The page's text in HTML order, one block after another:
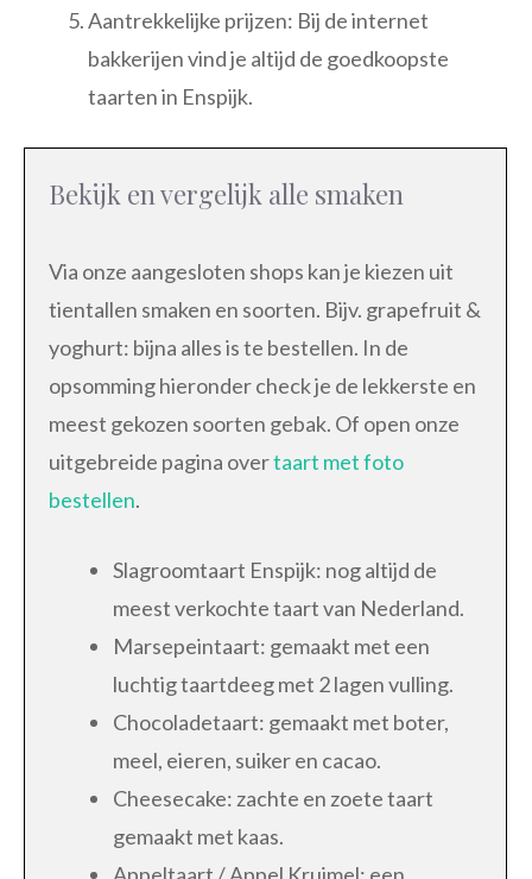
Aantrekkelijke prijzen: Bij de internet
bakkerijen vind je altijd de goedkoopste
taarten in Enspijk.
Bekijk en vergelijk alle smaken
Via onze aangesloten shops kan je kiezen uit
tientallen smaken en soorten. Bijv. grapefruit &
yoghurt: bijna alles is te bestellen. In de
opsomming hieronder check je de lekkerste en
meest gekozen soorten gebak. Of open onze
uitgebreide pagina overtaart met foto
bestellen.
Slagroomtaart Enspijk: nog altijd de
meest verkochte taart van Nederland.
Marsepeintaart: gemaakt met een
luchtig taartdeeg met 2 lagen vulling.
Chocoladetaart: gemaakt met boter,
meel, eieren, suiker en cacao.
Cheesecake: zachte en zoete taart
gemaakt met kaas.